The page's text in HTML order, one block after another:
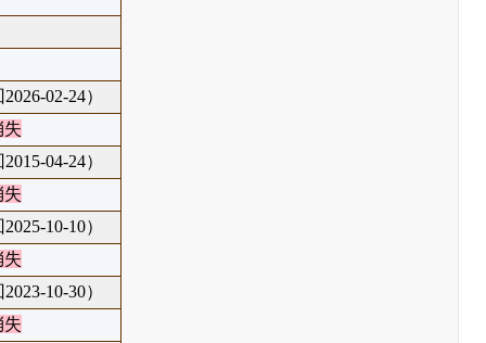
02-24）
失
04-24）
失
10-10）
失
10-30）
失